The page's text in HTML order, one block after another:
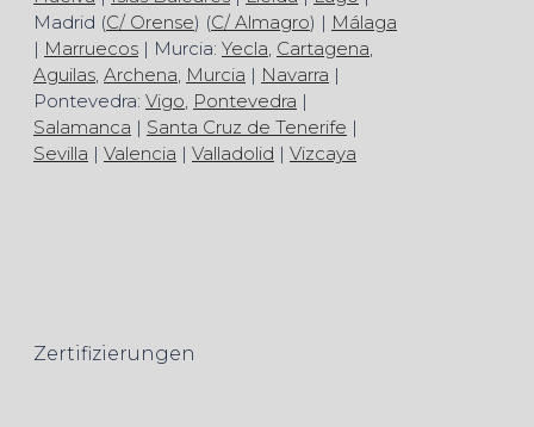
Madrid (C/ Orense) (C/ Almagro) | Málaga
| Marruecos | Murcia: Yecla, Cartagena,
Aguilas, Archena, Murcia | Navarra |
Pontevedra: Vigo, Pontevedra |
Salamanca | Santa Cruz de Tenerife |
Sevilla | Valencia | Valladolid | Vizcaya
Zertifizierungen